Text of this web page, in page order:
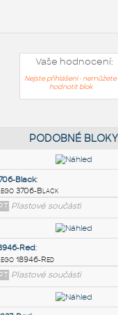
Vaše hodnocení:
Nejste přihlášeni - nemůžete
hodnotit blok
3706-Black:
Lego 3706-Black